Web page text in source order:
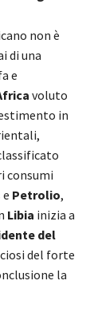
non è
di una
e
voluto
in
consumi
e Petrolio,
Libia inizia a
del
del forte
la